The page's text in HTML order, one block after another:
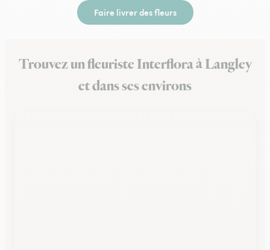
Faire livrer des fleurs
Trouvez un fleuriste Interflora à Langley
et dans ses environs